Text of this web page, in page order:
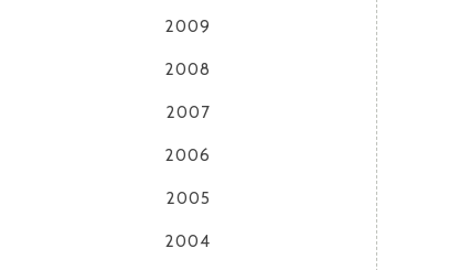
2009
2008
2007
2006
2005
2004